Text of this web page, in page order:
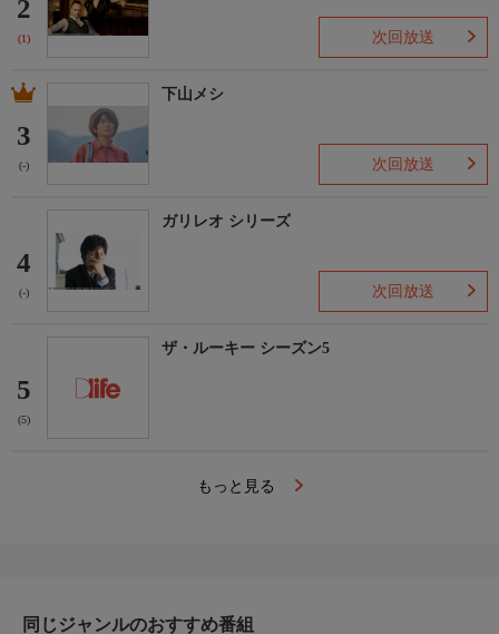
2
(1) 次回放送
3
(-)
下山メシ
次回放送
4
(-)
ガリレオ シリーズ
次回放送
5
(5)
ザ・ルーキー シーズン5
もっと見る
同じジャンルのおすすめ番組